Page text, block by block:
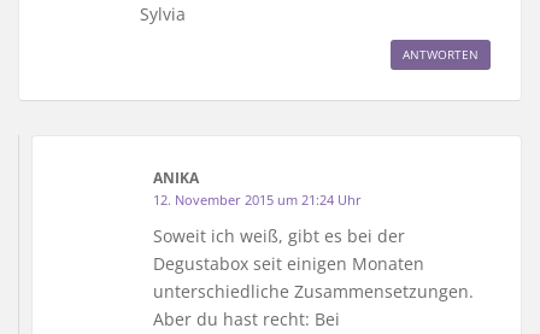
Sylvia
ANTWORTEN
ANIKA
12. November 2015 um 21:24 Uhr
Soweit ich weiß, gibt es bei der
Degustabox seit einigen Monaten
unterschiedliche Zusammensetzungen.
Aber du hast recht: Bei